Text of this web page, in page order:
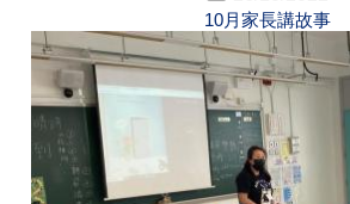
10月家長講故事